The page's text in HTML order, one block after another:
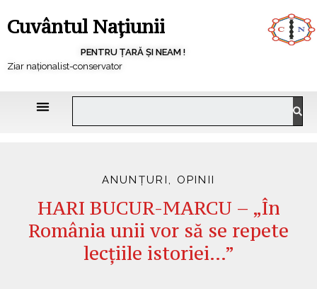
Cuvântul Națiunii
PENTRU ȚARĂ ȘI NEAM !
Ziar naționalist-conservator
ANUNȚURI, OPINII
HARI BUCUR-MARCU – „În
România unii vor să se repete
lecțiile istoriei…”